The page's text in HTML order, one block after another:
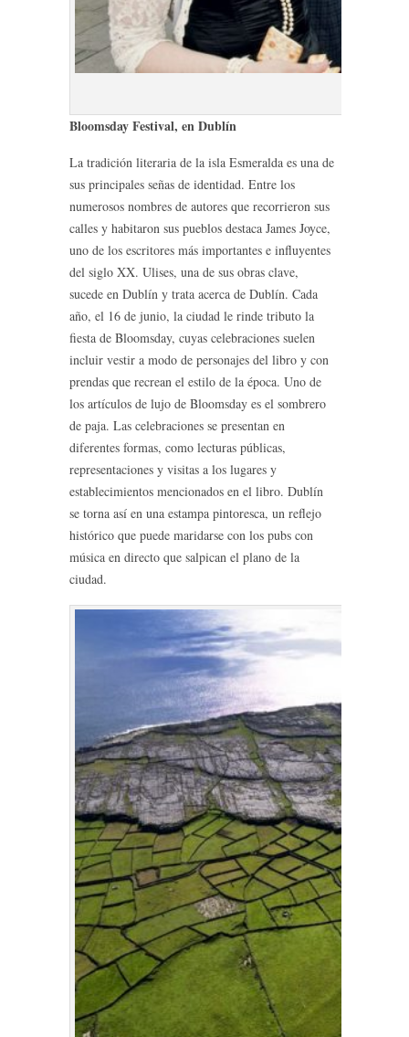
Bloomsday Festival, en Dublín
La tradición literaria de la isla Esmeralda es una de
sus principales señas de identidad. Entre los
numerosos nombres de autores que recorrieron sus
calles y habitaron sus pueblos destaca James Joyce,
uno de los escritores más importantes e influyentes
del siglo XX. Ulises, una de sus obras clave,
sucede en Dublín y trata acerca de Dublín. Cada
año, el 16 de junio, la ciudad le rinde tributo la
fiesta de Bloomsday, cuyas celebraciones suelen
incluir vestir a modo de personajes del libro y con
prendas que recrean el estilo de la época. Uno de
los artículos de lujo de Bloomsday es el sombrero
de paja. Las celebraciones se presentan en
diferentes formas, como lecturas públicas,
representaciones y visitas a los lugares y
establecimientos mencionados en el libro. Dublín
se torna así en una estampa pintoresca, un reflejo
histórico que puede maridarse con los pubs con
música en directo que salpican el plano de la
ciudad.